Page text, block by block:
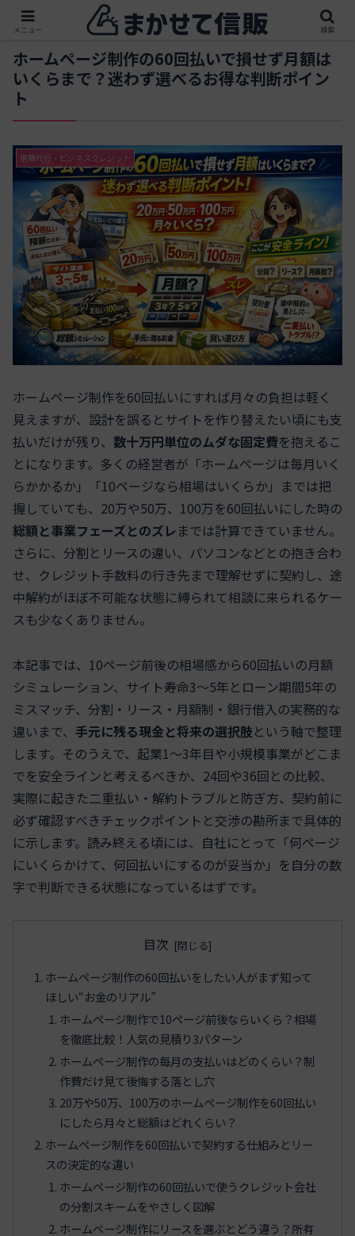
ホームページ制作の60回払いで損せず月額は
いくらまで？迷わず選べるお得な判断ポイン
ト
信販代行・ビジネスクレジット
ホームページ制作を60回払いにすれば月々の負担は軽く
見えますが、設計を誤るとサイトを作り替えたい頃にも支
払いだけが残り、 数十万円単位のムダな固定費を抱えるこ
とになります。多くの経営者が「ホームページは毎月いく
らかかるか」「10ページなら相場はいくらか」までは把
握していても、20万や50万、100万を60回払いにした時の
総額と事業フェーズとのズレ までは計算できていません。
さらに、分割とリースの違い、パソコンなどとの抱き合わ
せ、クレジット手数料の行き先まで理解せずに契約し、途
中解約がほぼ不可能な状態に縛られて相談に来られるケー
スも少なくありません。
本記事では、10ページ前後の相場感から60回払いの月額
シミュレーション、サイト寿命3〜5年とローン期間5年の
ミスマッチ、分割・リース・月額制・銀行借入の実務的な
違いまで、 手元に残る現金と将来の選択肢という軸で整理
します。そのうえで、起業1〜3年目や小規模事業がどこま
でを安全ラインと考えるべきか、24回や36回との比較、
実際に起きた二重払い・解約トラブルと防ぎ方、契約前に
必ず確認すべきチェックポイントと交渉の勘所まで具体的
に示します。読み終える頃には、自社にとって「何ページ
にいくらかけて、何回払いにするのが妥当か」を自分の数
字で判断できる状態になっているはずです。
目次
ホームページ制作の60回払いをしたい人がまず知って
ほしい“お金のリアル”
ホームページ制作で10ページ前後ならいくら？相場
を徹底比較！人気の見積り3パターン
ホームページ制作の毎月の支払いはどのくらい？制
作費だけ見て後悔する落とし穴
20万や50万、100万のホームページ制作を60回払い
にしたら月々と総額はどれくらい？
ホームページ制作を60回払いで契約する仕組みとリー
スの決定的な違い
ホームページ制作の60回払いで使うクレジット会社
の分割スキームをやさしく図解
ホームページ制作にリースを選ぶとどう違う？所有
メニュー 検索